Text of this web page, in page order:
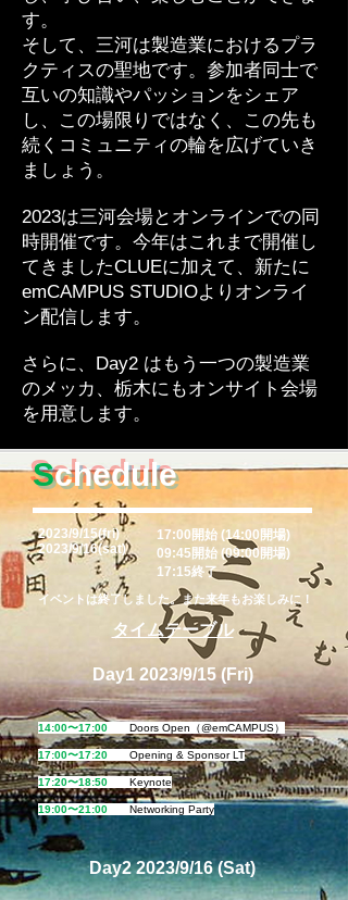
す。
そして、三河は製造業におけるプラ
クティスの聖地です。参加者同士で
互いの知識やパッションをシェア
し、この場限りではなく、この先も
続くコミュニティの輪を広げていき
ましょう。
2023は三河会場とオンラインでの同
時開催です。今年はこれまで開催し
てきましたCLUEに加えて、新たに
emCAMPUS STUDIOよりオンライ
ン配信します。
​さらに、Day2 はもう一つの製造業
のメッカ、栃木にもオンサイト会場
を用意します。
Schedule
2023/9/15(fri)
2023/9/16(sat)
17:00開始 (14:00開場)
09:45開始 (09:00開場)
17:15終了
イベントは終了しました。また来年もお楽しみに！
タイムテーブル
Day1 2023/9/15 (Fri)
14:00〜17:00 Doors Open（@emCAMPUS）
17:00〜17:20 Opening & Sponsor LT
17:20〜18:50 Keynote
19:00〜21 :00 Networking Party
Day2 2023/9/16 (Sat)